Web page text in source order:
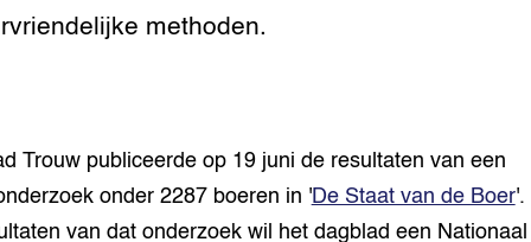
diversiteit
methoden.
Trouw publiceerde op 19 juni de resultaten van een
onder 2287 boeren in 'De Staat van de Boer'.
van dat onderzoek wil het dagblad een Nationaal